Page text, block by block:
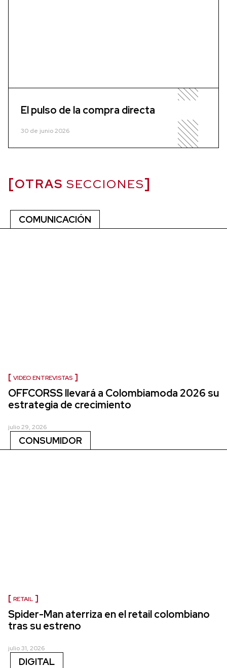
El pulso de la compra directa
30 de junio 2026
OTRAS SECCIONES
COMUNICACIÓN
VIDEO ENTREVISTAS
OFFCORSS llevará a Colombiamoda 2026 su
estrategia de crecimiento
julio 29, 2026
CONSUMIDOR
RETAIL
Spider-Man aterriza en el retail colombiano
tras su estreno
julio 31, 2026
DIGITAL